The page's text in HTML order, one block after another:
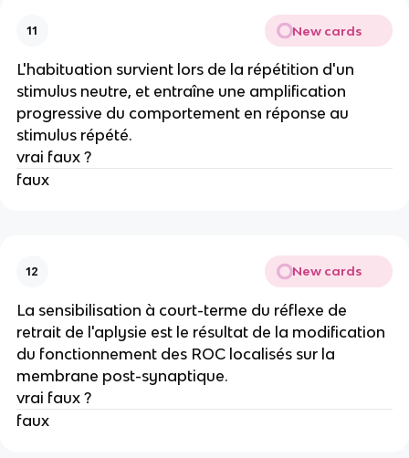
11 New cards
L'habituation survient lors de la répétition d'un
stimulus neutre, et entraîne une amplification
progressive du comportement en réponse au
stimulus répété.
vrai faux ?
faux
12 New cards
La sensibilisation à court-terme du réflexe de
retrait de l'aplysie est le résultat de la modification
du fonctionnement des ROC localisés sur la
membrane post-synaptique.
vrai faux ?
faux